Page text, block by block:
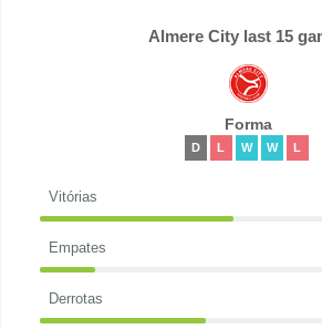
Almere City last 15
Forma
D L W W L
Vitórias
Empates
Derrotas